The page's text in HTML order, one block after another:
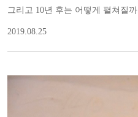
그리고 10년 후는 어떻게 펼쳐질까.
2019.08.25